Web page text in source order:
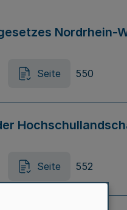
Nordrhein-
Seite 550
Seite 552